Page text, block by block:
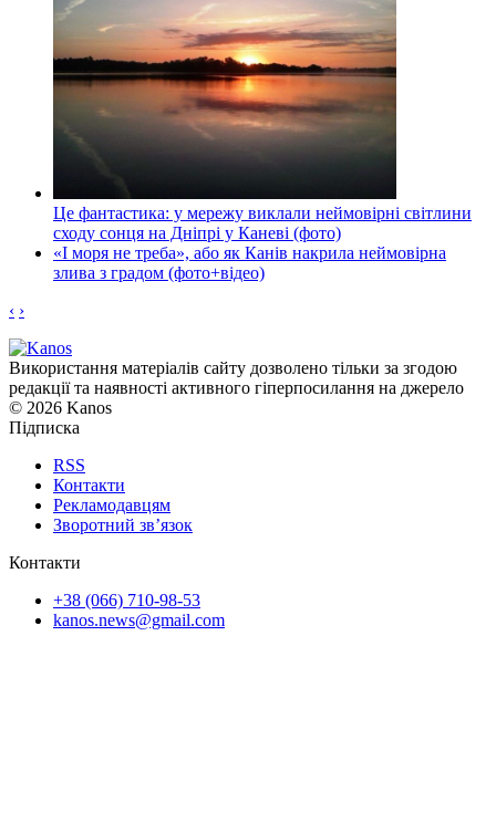
Це фантастика: у мережу виклали неймовірні світлини
сходу сонця на Дніпрі у Каневі (фото)
«І моря не треба», або як Канів накрила неймовірна
злива з градом (фото+відео)
‹ ›
Використання матеріалів сайту дозволено тільки за згодою
редакції та наявності активного гіперпосилання на джерело
© 2026 Kanos
Підписка
RSS
Контакти
Рекламодавцям
Зворотний зв’язок
Контакти
+38 (066) 710-98-53
kanos.news@gmail.com